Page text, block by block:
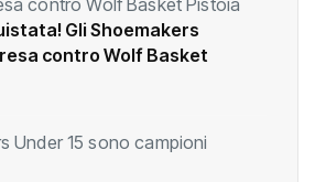
Gli Shoemakers
contro Wolf Basket